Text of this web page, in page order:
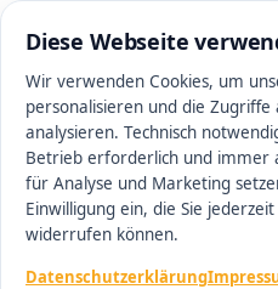
0511 13221100
Diese Webseite
Wir verwenden Cookies, um
personalisieren und die Zugriffe
analysieren. Technisch
Betrieb erforderlich und immer
für Analyse und Marketing
Einwilligung ein, die Sie
widerrufen können.
Datenschutzerklärung